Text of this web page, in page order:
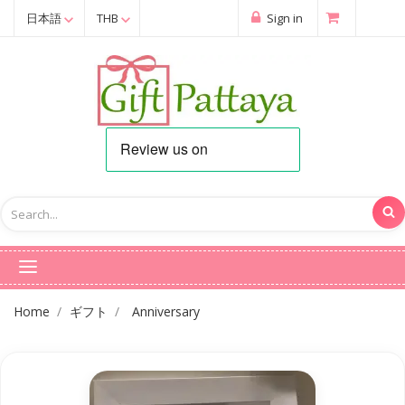
日本語 THB Sign in
Home ギフト Anniversary